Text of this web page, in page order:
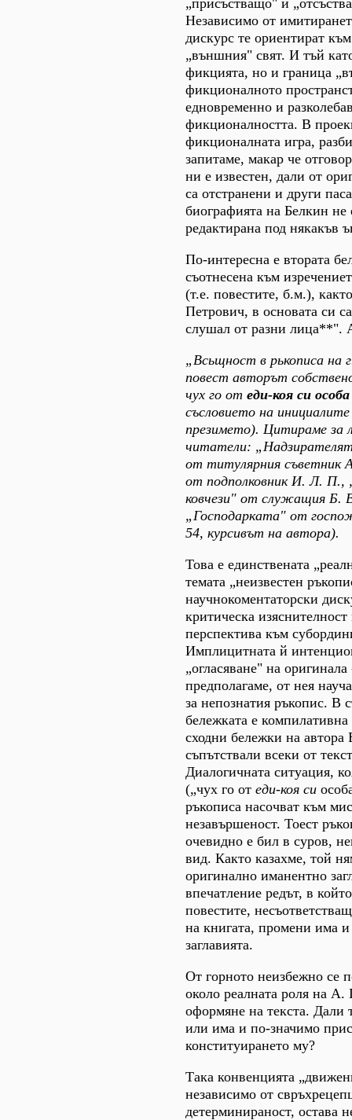
„присъстващо" и
Независимо от
дискурс те ориентират
„външния" свят. И тъй
фикцията, но и граница
фикционалното
едновременно и
фикционалността. В
фикционалната игра,
запитаме, макар че
ни е известен, дали от
са отстранени и други
биографията на Белкин не
редактирана под някакъв
По-интересна е втората
съотнесена към
(т.е. повестите, б.м.),
Петрович, в основата си
слушал от разни лица**".
„Всьщност в рькописа на
повест авторът
чух го от еди-коя си особа
съсловието на
презимето). Цитираме за
читатели:
от титулярния съветник
от подполковник И. Л.
ковчези" от служащия Б.
„Господарката" от
54, курсивът на автора).
Това е единствената
темата „неизвестен
научнокоментаторски
критическа
перспектива към
Имплицитната й
„огласяване" на оригинала
предполагаме, от нея
за непознатия ръкопис. В
бележката е
сходни бележки на автора
съпътствали всеки от
Диалогичната ситуация,
(„чух го от еди-коя си
ръкописа насочват към
незавършеност. Тоест
очевидно е бил в суров,
вид. Както казахме, той
оригинално иманентно
впечатление редът, в
повестите,
на книгата, промени има
заглавията.
От горното неизбежно се
около реалната роля на А.
оформяне на текста. Дали
или има и по-значимо
конституирането му?
Така конвенцията
независимо от
детерминираност, остава